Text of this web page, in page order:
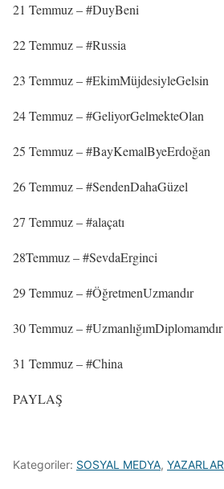
21 Temmuz – #DuyBeni
22 Temmuz – #Russia
23 Temmuz – #EkimMüjdesiyleGelsin
24 Temmuz – #GeliyorGelmekteOlan
25 Temmuz – #BayKemalByeErdoğan
26 Temmuz – #SendenDahaGüzel
27 Temmuz – #alaçatı
28Temmuz – #SevdaErginci
29 Temmuz – #ÖğretmenUzmandır
30 Temmuz – #UzmanlığımDiplomamdır
31 Temmuz – #China
PAYLAŞ
Kategoriler: SOSYAL MEDYA, YAZARLAR